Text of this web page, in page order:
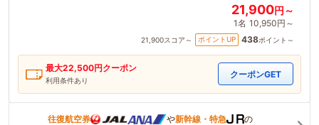
21,900円～
1名 10,950円～
21,900スコア～ ポイントUP 438ポイント～
最大22,500円クーポン
利用条件あり
クーポンGET
往復航空券 や新幹線・特急
の